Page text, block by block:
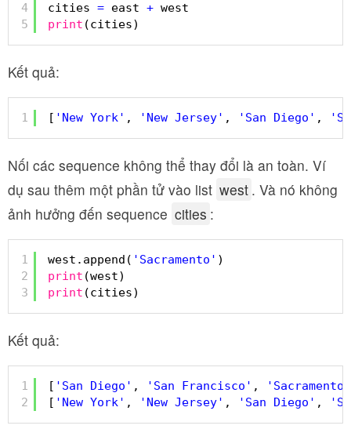
4
5
cities = east + west
print (cities)
Kết quả:
1 [ 'New York' , 'New Jersey' , 'San Diego' ,
Nối các sequence không thể thay đổi là an toàn. Ví
dụ sau thêm một phần tử vào list west . Và nó không
ảnh hưởng đến sequence cities :
1
2
3
west.append( 'Sacramento' )
print (west)
print (cities)
Kết quả:
1
2
[ 'San Diego' , 'San Francisco' ,
'Sacramento'
[ 'New York' , 'New Jersey' , 'San Diego' ,